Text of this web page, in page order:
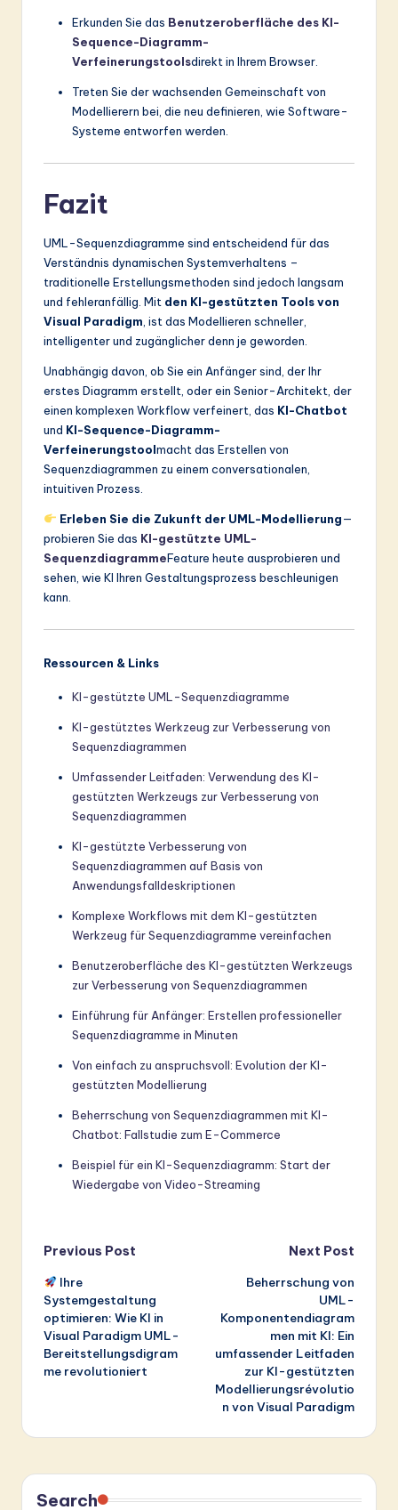
Erkunden Sie das Benutzeroberfläche des KI-
Sequence-Diagramm-
Verfeinerungstoolsdirekt in Ihrem Browser.
Treten Sie der wachsenden Gemeinschaft von
Modellierern bei, die neu definieren, wie Software-
Systeme entworfen werden.
Fazit
UML-Sequenzdiagramme sind entscheidend für das
Verständnis dynamischen Systemverhaltens –
traditionelle Erstellungsmethoden sind jedoch langsam
und fehleranfällig. Mit den KI-gestützten Tools von
Visual Paradigm , ist das Modellieren schneller,
intelligenter und zugänglicher denn je geworden.
Unabhängig davon, ob Sie ein Anfänger sind, der Ihr
erstes Diagramm erstellt, oder ein Senior-Architekt, der
einen komplexen Workflow verfeinert, das KI-Chatbot
und KI-Sequence-Diagramm-
Verfeinerungstoolmacht das Erstellen von
Sequenzdiagrammen zu einem conversationalen,
intuitiven Prozess.
Erleben Sie die Zukunft der UML-Modellierung—
probieren Sie das KI-gestützte UML-
SequenzdiagrammeFeature heute ausprobieren und
sehen, wie KI Ihren Gestaltungsprozess beschleunigen
kann.
Ressourcen & Links
KI-gestützte UML-Sequenzdiagramme
KI-gestütztes Werkzeug zur Verbesserung von
Sequenzdiagrammen
Umfassender Leitfaden: Verwendung des KI-
gestützten Werkzeugs zur Verbesserung von
Sequenzdiagrammen
KI-gestützte Verbesserung von
Sequenzdiagrammen auf Basis von
Anwendungsfalldeskriptionen
Komplexe Workflows mit dem KI-gestützten
Werkzeug für Sequenzdiagramme vereinfachen
Benutzeroberfläche des KI-gestützten Werkzeugs
zur Verbesserung von Sequenzdiagrammen
Einführung für Anfänger: Erstellen professioneller
Sequenzdiagramme in Minuten
Von einfach zu anspruchsvoll: Evolution der KI-
gestützten Modellierung
Beherrschung von Sequenzdiagrammen mit KI-
Chatbot: Fallstudie zum E-Commerce
Beispiel für ein KI-Sequenzdiagramm: Start der
Wiedergabe von Video-Streaming
Post
navigation
Previous Post
Ihre
Systemgestaltung
optimieren: Wie KI in
Visual Paradigm UML-
Bereitstellungsdigram
me revolutioniert
Next Post
Beherrschung von
UML-
Komponentendiagram
men mit KI: Ein
umfassender Leitfaden
zur KI-gestützten
Modellierungsrévolutio
n von Visual Paradigm
Search